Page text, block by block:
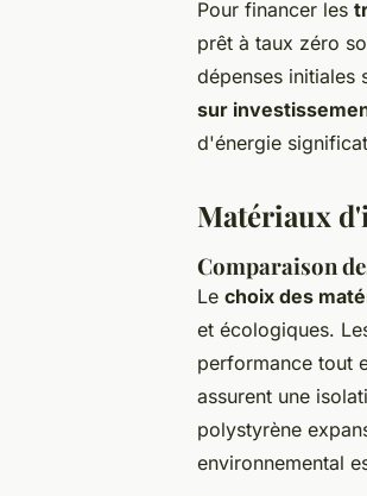
Pour financer les
prêt à taux zéro
dépenses initiales
sur
d'énergie
Matériaux
Comparaison
Le choix des
et écologiques.
performance tout
assurent une
polystyrène
environnemental